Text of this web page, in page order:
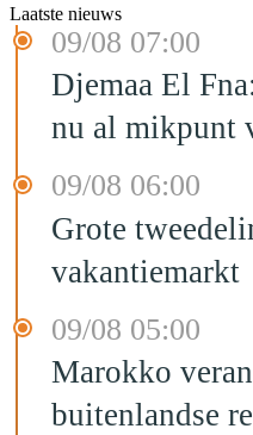
Laatste nieuws
09/08 07:00
Djemaa El
nu al mikpunt
09/08 06:00
Grote
vakantiemarkt
09/08 05:00
Marokko
buitenlandse